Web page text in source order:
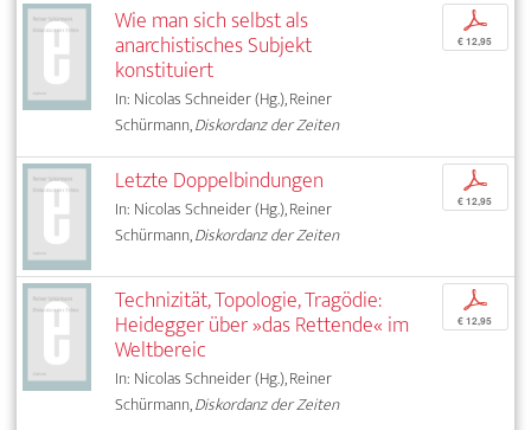
Wie man sich selbst als
anarchistisches Subjekt
konstituiert
In: Nicolas Schneider (Hg.), Reiner
Schürmann,Diskordanz der Zeiten
p
€ 12,95
Letzte Doppelbindungen
In: Nicolas Schneider (Hg.), Reiner
Schürmann,Diskordanz der Zeiten
p
€ 12,95
Technizität, Topologie, Tragödie:
Heidegger über »das Rettende« im
Weltbereic
In: Nicolas Schneider (Hg.), Reiner
Schürmann,Diskordanz der Zeiten
p
€ 12,95